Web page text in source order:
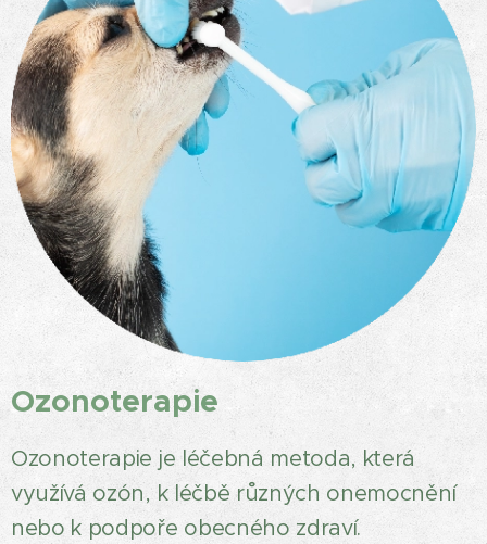
Ozonoterapie
Ozonoterapie je léčebná metoda, která
využívá ozón, k léčbě různých onemocnění
nebo k podpoře obecného zdraví.